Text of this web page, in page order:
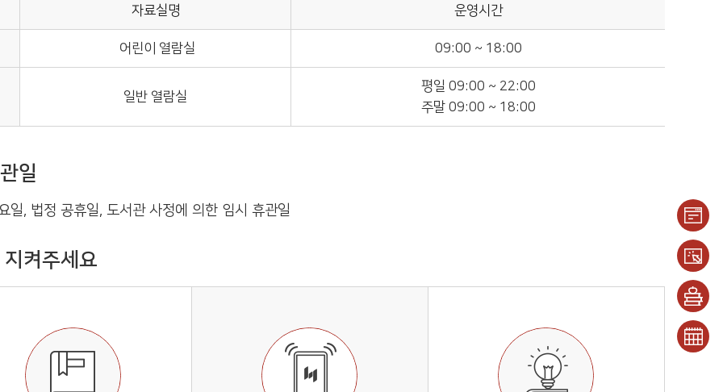
자료실명 운영시간
어린이 열람실 09:00 ~ 18:00
일반 열람실
평일 09:00 ~ 22:00
주말 09:00 ~ 18:00
일
일, 법정 공휴일, 도서관 사정에 의한 임시 휴관일
지켜주세요
이용
안내
대출/
반납
조회
희망